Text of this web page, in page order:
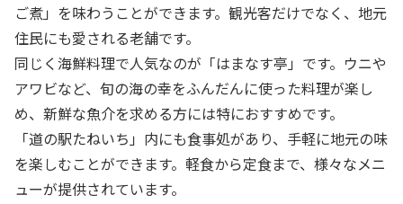
ご煮」を味わうことができます。観光客だけでなく、地元
住民にも愛される老舗です。
同じく海鮮料理で人気なのが「はまなす亭」です。ウニや
アワビなど、旬の海の幸をふんだんに使った料理が楽し
め、新鮮な魚介を求める方には特におすすめです。
「道の駅たねいち」内にも食事処があり、手軽に地元の味
を楽しむことができます。軽食から定食まで、様々なメニ
ューが提供されています。